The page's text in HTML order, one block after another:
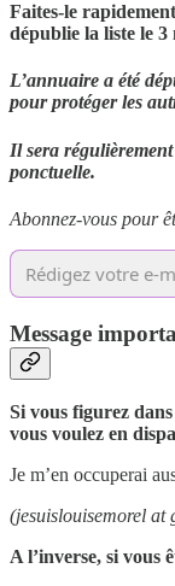
Faites-le
dépublie la liste le 3
L’annuaire a été
pour protéger les
Il sera
ponctuelle.
Abonnez-vous pour
Message
Si vous figurez
vous voulez en
Je m’en occuperai
(jesuislouisemorel at
A l’inverse, si vous